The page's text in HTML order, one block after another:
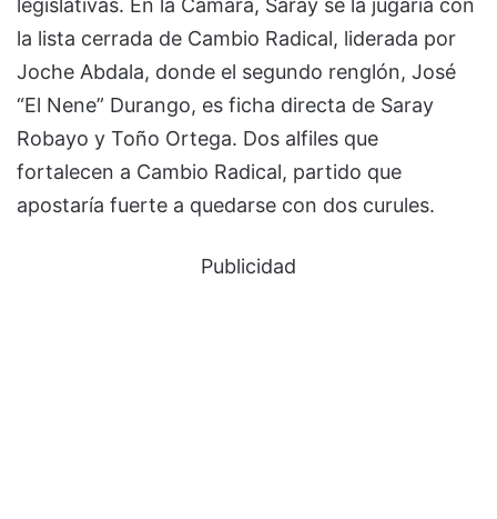
legislativas. En la Cámara, Saray se la jugaría con
la lista cerrada de Cambio Radical, liderada por
Joche Abdala, donde el segundo renglón, José
“El Nene” Durango, es ficha directa de Saray
Robayo y Toño Ortega. Dos alfiles que
fortalecen a Cambio Radical, partido que
apostaría fuerte a quedarse con dos curules.
Publicidad